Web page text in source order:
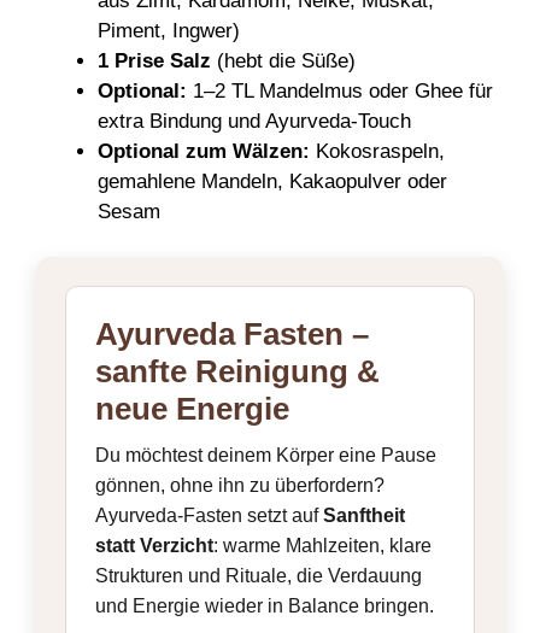
Piment, Ingwer)
1 Prise Salz (hebt die Süße)
Optional: 1–2 TL Mandelmus oder Ghee für
extra Bindung und Ayurveda-Touch
Optional zum Wälzen: Kokosraspeln,
gemahlene Mandeln, Kakaopulver oder
Sesam
Ayurveda Fasten –
sanfte Reinigung &
neue Energie
Du möchtest deinem Körper eine Pause
gönnen, ohne ihn zu überfordern?
Ayurveda-Fasten setzt aufSanftheit
statt Verzicht: warme Mahlzeiten, klare
Strukturen und Rituale, die Verdauung
und Energie wieder in Balance bringen.